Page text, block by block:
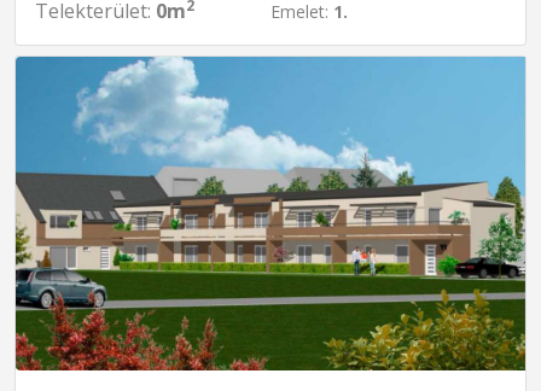
Telekterület: 0m2
Emelet: 1.